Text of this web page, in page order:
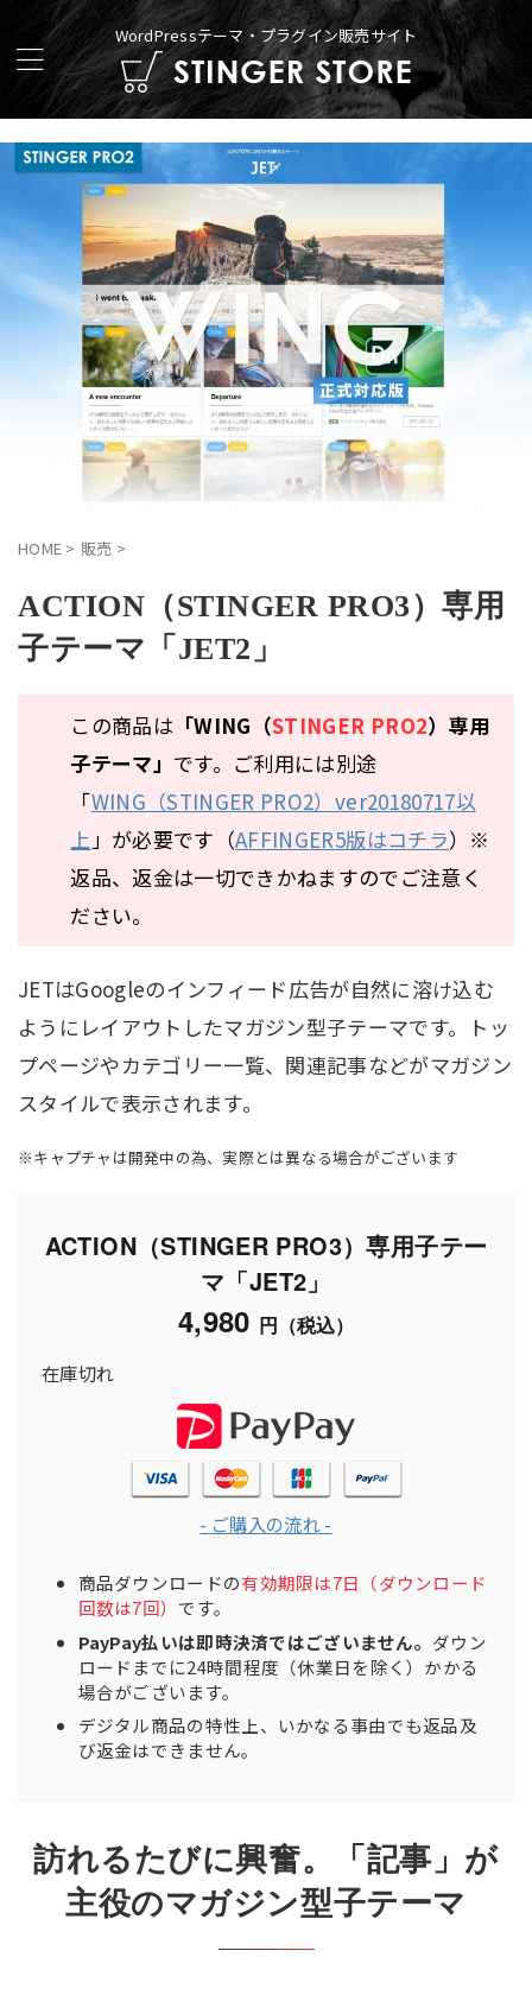
WordPressテーマ・プラグイン販売サイト
HOME > 販売 >
ACTION（STINGER PRO3）専用
子テーマ「JET2」
この商品は 「WING（STINGER PRO2）専用
子テーマ」 です。ご利用には別途
「WING（STINGER PRO2）ver20180717以
上」が必要です（AFFINGER5版はコチラ）※
返品、返金は一切できかねますのでご注意く
ださい。
JETはGoogleのインフィード広告が自然に溶け込む
ようにレイアウトしたマガジン型子テーマです。トッ
プページやカテゴリー一覧、関連記事などがマガジン
スタイルで表示されます。
※キャプチャは開発中の為、実際とは異なる場合がございます
ACTION（STINGER PRO3）専用子テー
マ「JET2」
4,980 円（税込）
在庫切れ
- ご購入の流れ -
商品ダウンロードの有効期限は7日（ダウンロード
回数は7回）です。
PayPay払いは即時決済ではございません。 ダウン
ロードまでに24時間程度（休業日を除く）かかる
場合がございます。
デジタル商品の特性上、いかなる事由でも返品及
び返金はできません。
訪れるたびに興奮。「記事」が
主役のマガジン型子テーマ